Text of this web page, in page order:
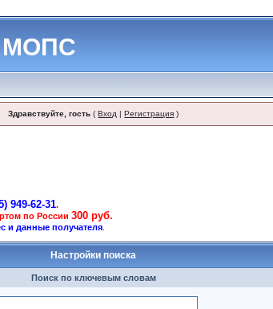
МОПС
Здравствуйте, гость (Вход |Регистрация )
949-62-31.
по России300 руб.
и данные получателя
Настройки поиска
Поиск по ключевым словам